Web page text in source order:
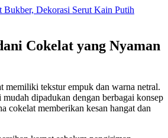
Bukber, Dekorasi Serut Kain Putih
Cokelat yang Nyaman
memiliki tekstur empuk dan warna netral.
dipadukan dengan berbagai konsep
cokelat memberikan kesan hangat dan